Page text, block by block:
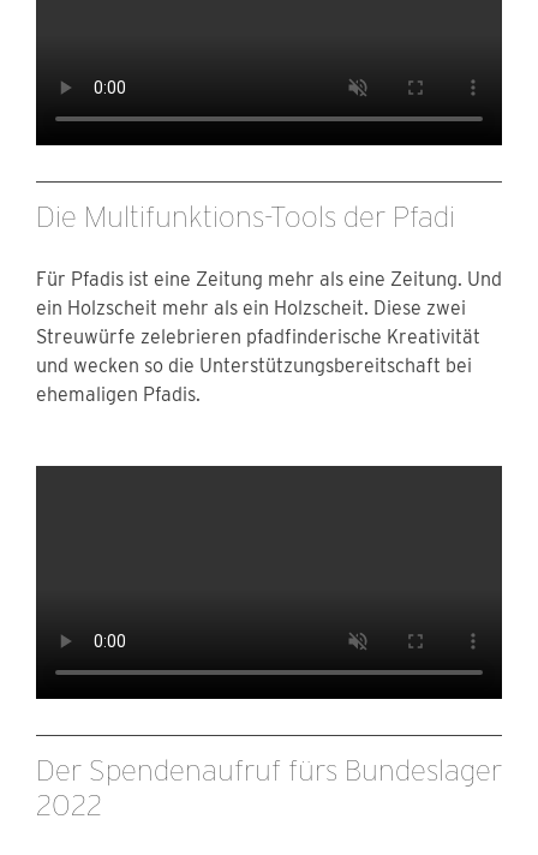
Die Multifunktions-Tools der Pfadi
Für Pfadis ist eine Zeitung mehr als eine Zeitung. Und
ein Holzscheit mehr als ein Holzscheit. Diese zwei
Streuwürfe zelebrieren pfadfinderische Kreativität
und wecken so die Unterstützungsbereitschaft bei
ehemaligen Pfadis.
Der Spendenaufruf fürs Bundeslager
2022